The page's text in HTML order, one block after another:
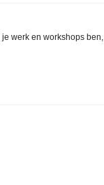
werk en workshops ben,